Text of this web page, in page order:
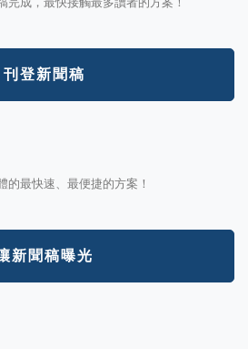
刊登新聞稿
最快速、最便捷的方案！
新聞稿曝光